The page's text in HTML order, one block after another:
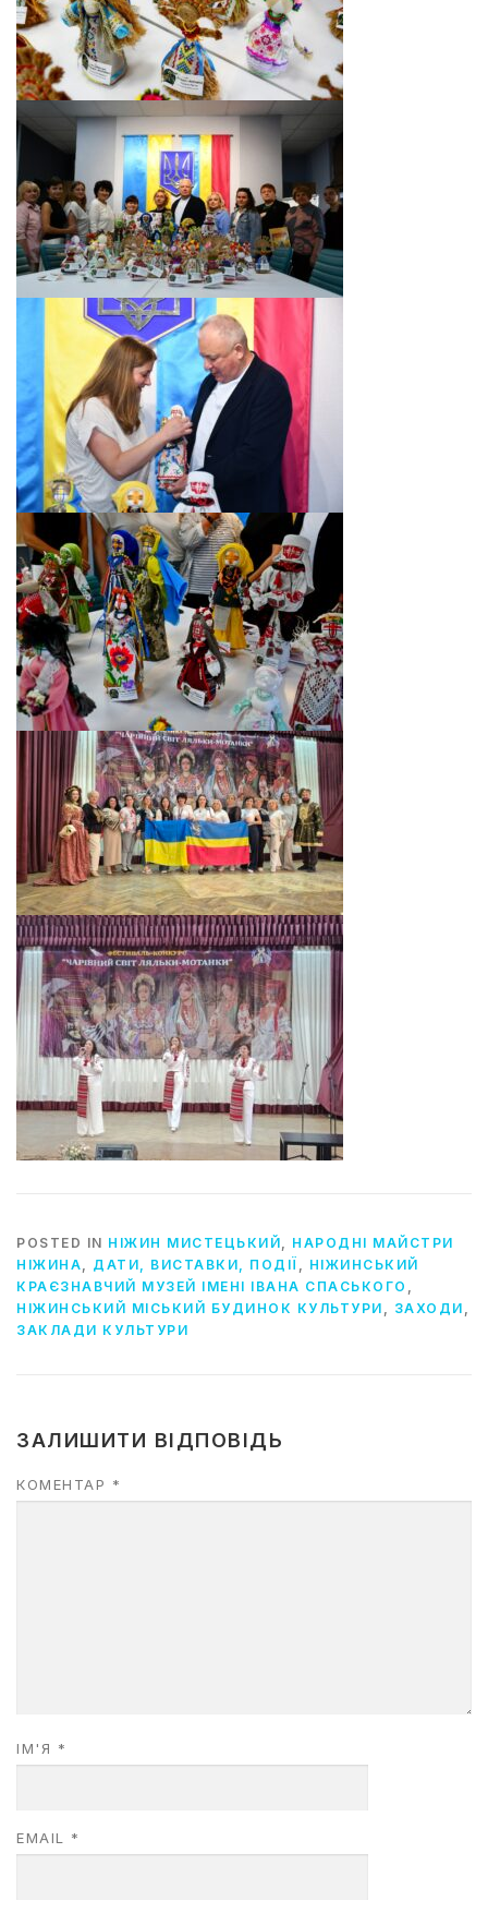
POSTED IN НІЖИН МИСТЕЦЬКИЙ, НАРОДНІ МАЙСТРИ
НІЖИНА, ДАТИ, ВИСТАВКИ, ПОДІЇ , НІЖИНСЬКИЙ
КРАЄЗНАВЧИЙ МУЗЕЙ ІМЕНІ ІВАНА СПАСЬКОГО ,
НІЖИНСЬКИЙ МІСЬКИЙ БУДИНОК КУЛЬТУРИ , ЗАХОДИ ,
ЗАКЛАДИ КУЛЬТУРИ
ЗАЛИШИТИ ВІДПОВІДЬ
КОМЕНТАР *
ІМ'Я *
EMAIL *